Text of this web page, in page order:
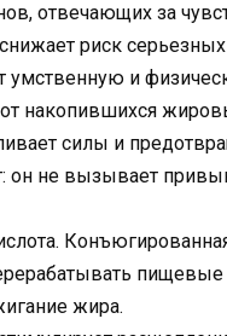
отвечающих за
риск
и
накопившихся
силы и
не вызывает
жира.